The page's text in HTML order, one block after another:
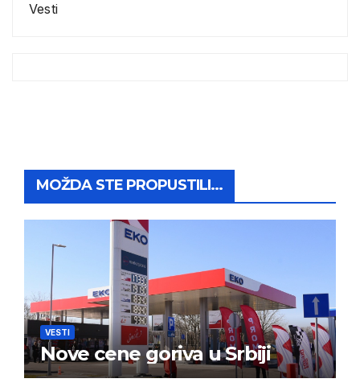
Vesti
MOŽDA STE PROPUSTILI...
VESTI
Nove cene goriva u Srbiji